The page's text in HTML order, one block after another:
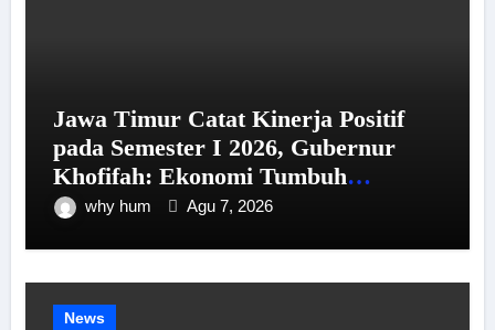
Jawa Timur Catat Kinerja Positif
pada Semester I 2026, Gubernur
Khofifah: Ekonomi Tumbuh
Tertinggi se-Pulau Jawa, Kemiskinan
why hum Agu 7, 2026
News